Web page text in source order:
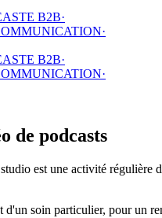
B2B·
·
B2B·
·
de podcasts
est une activité
soin particulier, pour un